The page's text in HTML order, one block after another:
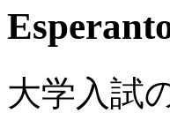
大学入試